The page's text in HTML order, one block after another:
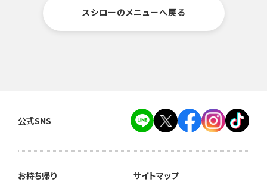
スシローのメニューへ戻る
公式SNS
お持ち帰り
サイトマップ